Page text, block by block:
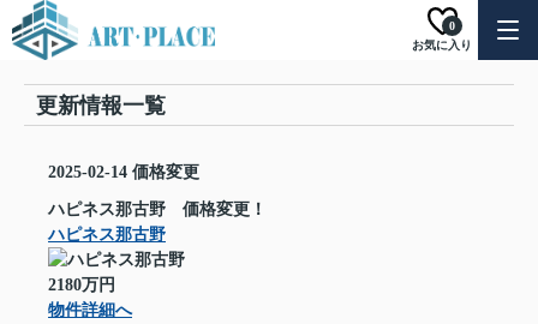
お気に入り
0
更新情報一覧
2025-02-14 価格変更
ハピネス那古野 価格変更！
ハピネス那古野
2180万円
物件詳細へ